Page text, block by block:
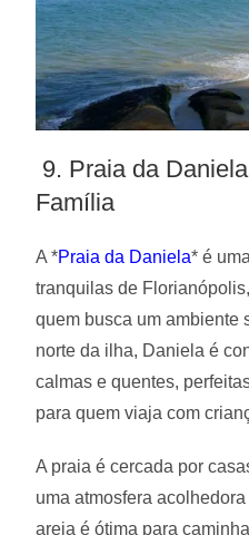
9. Praia da
Família
A *Praia da Daniela* é
tranquilas de
quem busca um ambiente
norte da ilha, Daniela é
calmas e quentes,
para quem viaja com
A praia é cercada por
uma atmosfera
areia é ótima para